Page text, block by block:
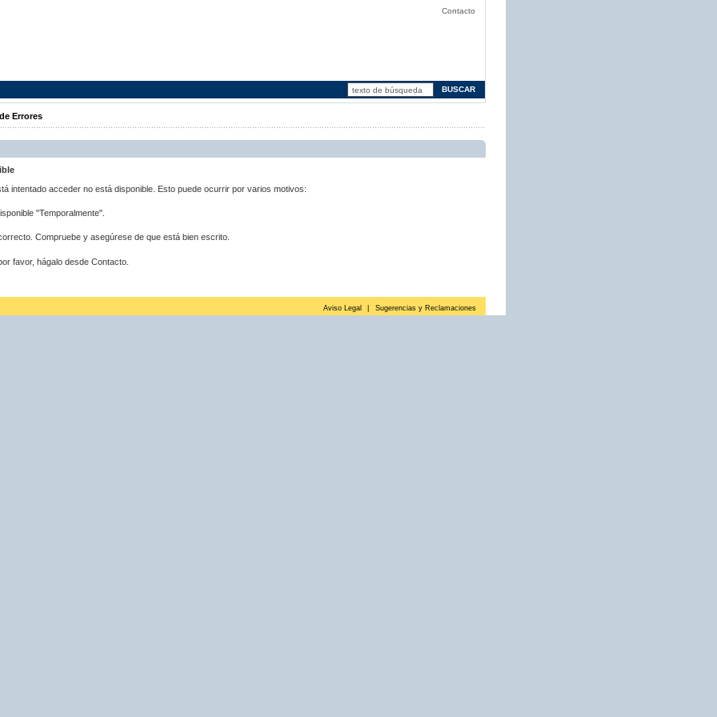
Contacto
Errores
intentado acceder no está disponible. Esto puede ocurrir por varios motivos:
"Temporalmente".
Compruebe y asegúrese de que está bien escrito.
favor, hágalo desde Contacto.
Aviso Legal Sugerencias y Reclamaciones